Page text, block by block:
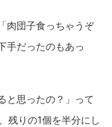
肉団子食っちゃうぞ
手だったのもあっ
と思ったの？」って
残りの1個を半分にし